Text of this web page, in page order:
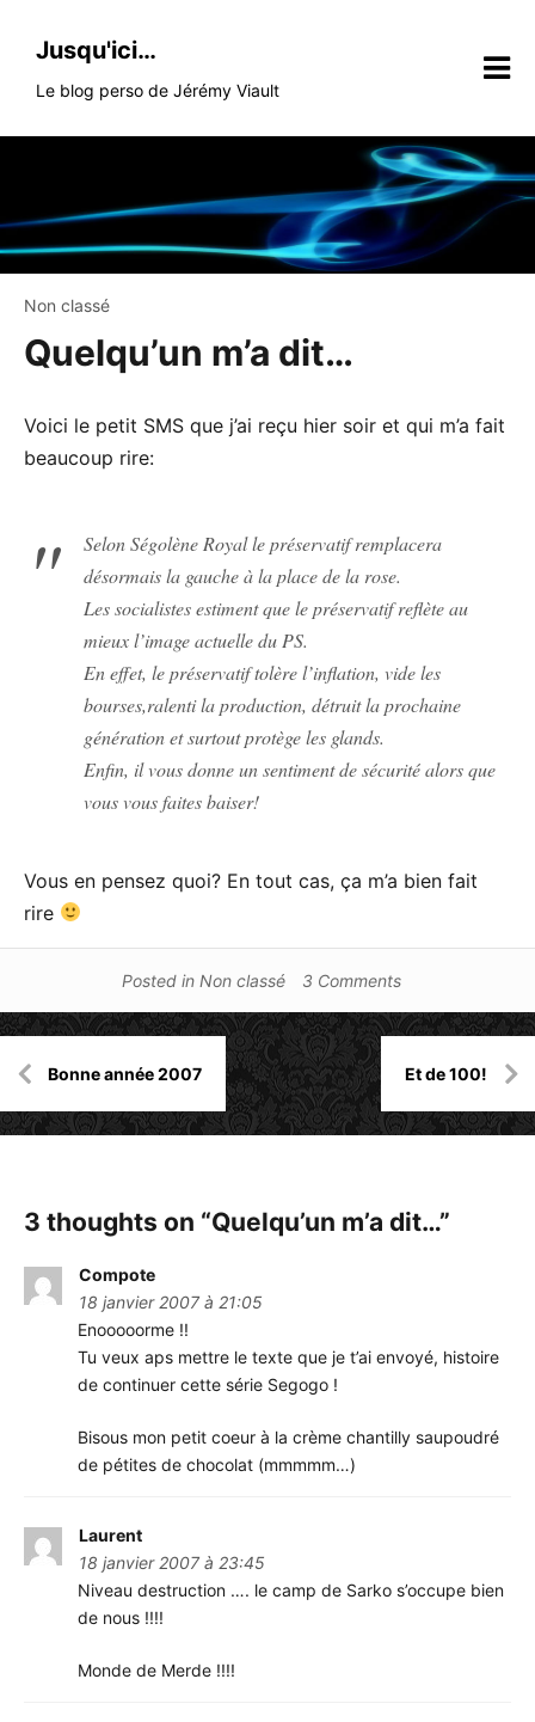
Jusqu'ici…
Le blog perso de Jérémy Viault
Non classé
Quelqu’un m’a dit…
Voici le petit SMS que j’ai reçu hier soir et qui m’a fait
beaucoup rire:
Selon Ségolène Royal le préservatif remplacera
désormais la gauche à la place de la rose.
Les socialistes estiment que le préservatif reflète au
mieux l’image actuelle du PS.
En effet, le préservatif tolère l’inflation, vide les
bourses,ralenti la production, détruit la prochaine
génération et surtout protège les glands.
Enfin, il vous donne un sentiment de sécurité alors que
vous vous faites baiser!
Vous en pensez quoi? En tout cas, ça m’a bien fait
rire
Posted in Non classé 3 Comments
de
l’article
Bonne année 2007 Et de 100!
3 thoughts on “Quelqu’un m’a dit…”
Compote
18 janvier 2007 à 21:05
Enooooorme !!
Tu veux aps mettre le texte que je t’ai envoyé, histoire
de continuer cette série Segogo !
Bisous mon petit coeur à la crème chantilly saupoudré
de pétites de chocolat (mmmmm…)
Laurent
18 janvier 2007 à 23:45
Niveau destruction …. le camp de Sarko s’occupe bien
de nous !!!!
Monde de Merde !!!!